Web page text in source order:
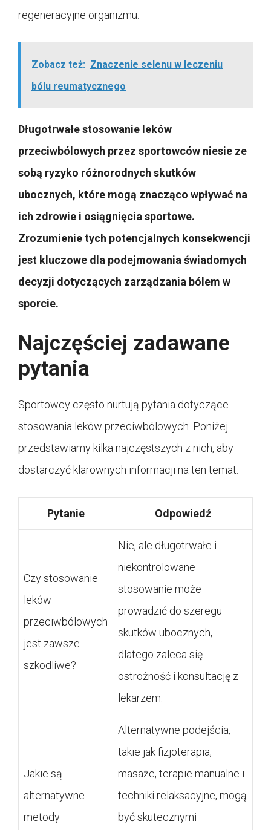
regeneracyjne organizmu.
Zobacz też: Znaczenie selenu w leczeniu
bólu reumatycznego
Długotrwałe stosowanie leków
przeciwbólowych przez sportowców niesie ze
sobą ryzyko różnorodnych skutków
ubocznych, które mogą znacząco wpływać na
ich zdrowie i osiągnięcia sportowe.
Zrozumienie tych potencjalnych konsekwencji
jest kluczowe dla podejmowania świadomych
decyzji dotyczących zarządzania bólem w
sporcie.
Najczęściej zadawane
pytania
Sportowcy często nurtują pytania dotyczące
stosowania leków przeciwbólowych. Poniżej
przedstawiamy kilka najczęstszych z nich, aby
dostarczyć klarownych informacji na ten temat:
Pytanie Odpowiedź
Czy stosowanie
leków
przeciwbólowych
jest zawsze
szkodliwe?
Nie, ale długotrwałe i
niekontrolowane
stosowanie może
prowadzić do szeregu
skutków ubocznych,
dlatego zaleca się
ostrożność i konsultację z
lekarzem.
Jakie są
alternatywne
metody
Alternatywne podejścia,
takie jak fizjoterapia,
masaże, terapie manualne i
techniki relaksacyjne, mogą
być skutecznymi